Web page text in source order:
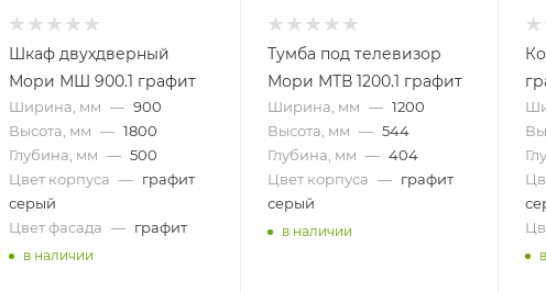
Шкаф двухдверный
Мори МШ 900.1 графит
Ширина, мм — 900
Высота, мм — 1800
Глубина, мм — 500
Цвет корпуса — графит
серый
Цвет фасада — графит
в наличии
Тумба под телевизор
Мори МТВ 1200.1 графит
Ширина, мм — 1200
Высота, мм — 544
Глубина, мм — 404
Цвет корпуса — графит
серый
в наличии